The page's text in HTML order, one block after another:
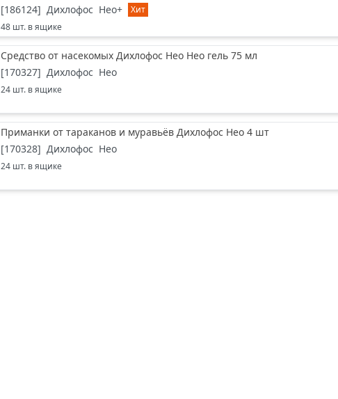
[186124] Дихлофос Нео+
Хит
48 шт. в ящике
Средство от насекомых Дихлофос Нео Нео гель 75 мл
[170327] Дихлофос Нео
24 шт. в ящике
Приманки от тараканов и муравьёв Дихлофос Нео 4 шт
[170328] Дихлофос Нео
24 шт. в ящике